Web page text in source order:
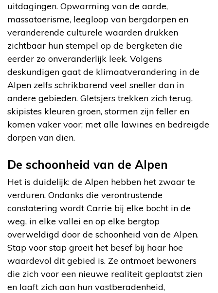
uitdagingen. Opwarming van de aarde,
massatoerisme, leegloop van bergdorpen en
veranderende culturele waarden drukken
zichtbaar hun stempel op de bergketen die
eerder zo onveranderlijk leek. Volgens
deskundigen gaat de klimaatverandering in de
Alpen zelfs schrikbarend veel sneller dan in
andere gebieden. Gletsjers trekken zich terug,
skipistes kleuren groen, stormen zijn feller en
komen vaker voor; met alle lawines en bedreigde
dorpen van dien.
De schoonheid van de Alpen
Het is duidelijk: de Alpen hebben het zwaar te
verduren. Ondanks die verontrustende
constatering wordt Carrie bij elke bocht in de
weg, in elke vallei en op elke bergtop
overweldigd door de schoonheid van de Alpen.
Stap voor stap groeit het besef bij haar hoe
waardevol dit gebied is. Ze ontmoet bewoners
die zich voor een nieuwe realiteit geplaatst zien
en laaft zich aan hun vastberadenheid,